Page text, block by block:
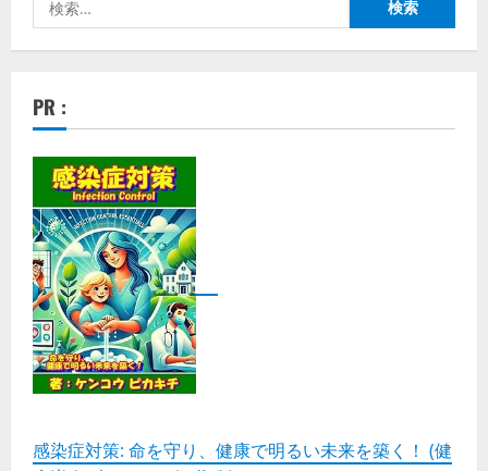
索:
PR :
感染症対策: 命を守り、健康で明るい未来を築く！ (健